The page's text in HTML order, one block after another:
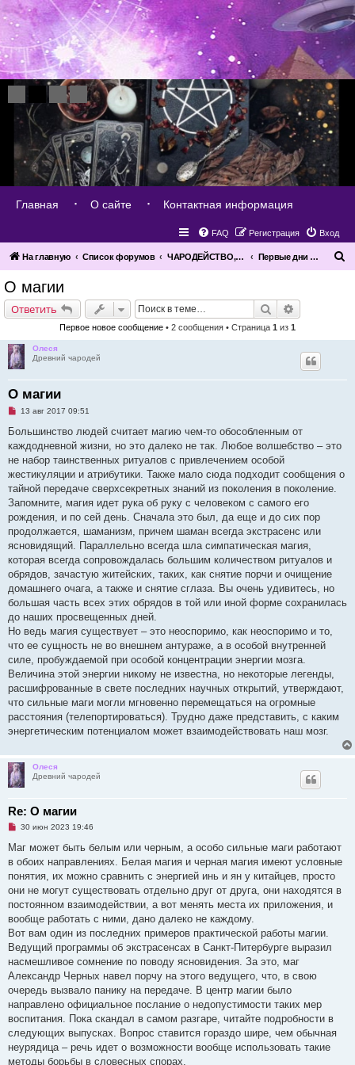
Главная О сайте Контактная информация
Вход
Регистрация
FAQ
На главную Список форумов ЧАРОДЕЙСТВО, МАГИЯ, КОЛДОВСТВО Первые дни в магии,что нужно знать
О магии
Ответить Поиск
Первое новое сообщение • 2 сообщения • Страница 1 из 1
Олеся
Древний чародей
О магии
Н
п
о
ч
т
а
н
о
с
о
б
щ
е
н
и
13 авг 2017 09:51
Большинство людей считает магию чем-то обособленным от
каждодневной жизни, но это далеко не так. Любое волшебство – это
не набор таинственных ритуалов с привлечением особой
жестикуляции и атрибутики. Также мало сюда подходит сообщения о
тайной передаче сверхсекретных знаний из поколения в поколение.
Запомните, магия идет рука об руку с человеком с самого его
рождения, и по сей день. Сначала это был, да еще и до сих пор
продолжается, шаманизм, причем шаман всегда экстрасенс или
ясновидящий. Параллельно всегда шла симпатическая магия,
которая всегда сопровождалась большим количеством ритуалов и
обрядов, зачастую житейских, таких, как снятие порчи и очищение
домашнего очага, а также и снятие сглаза. Вы очень удивитесь, но
большая часть всех этих обрядов в той или иной форме сохранилась
до наших просвещенных дней.
Но ведь магия существует – это неоспоримо, как неоспоримо и то,
что ее сущность не во внешнем антураже, а в особой внутренней
силе, пробуждаемой при особой концентрации энергии мозга.
Величина этой энергии никому не известна, но некоторые легенды,
расшифрованные в свете последних научных открытий, утверждают,
что сильные маги могли мгновенно перемещаться на огромные
расстояния (телепортироваться). Трудно даже представить, с каким
энергетическим потенциалом может взаимодействовать наш мозг.
Олеся
Древний чародей
Re: О магии
Н
п
о
ч
т
а
н
о
с
о
б
щ
н
и
30 июн 2023 19:46
Маг может быть белым или черным, а особо сильные маги работают
в обоих направлениях. Белая магия и черная магия имеют условные
понятия, их можно сравнить с энергией инь и ян у китайцев, просто
они не могут существовать отдельно друг от друга, они находятся в
постоянном взаимодействии, а вот менять места их приложения, и
вообще работать с ними, дано далеко не каждому.
Вот вам один из последних примеров практической работы магии.
Ведущий программы об экстрасенсах в Санкт-Питербурге выразил
насмешливое сомнение по поводу ясновидения. За это, маг
Александр Черных навел порчу на этого ведущего, что, в свою
очередь вызвало панику на передаче. В центр магии было
направлено официальное послание о недопустимости таких мер
воспитания. Пока скандал в самом разгаре, читайте подробности в
следующих выпусках. Вопрос ставится гораздо шире, чем обычная
неурядица – речь идет о возможности вообще использовать такие
методы борьбы в словесных спорах.